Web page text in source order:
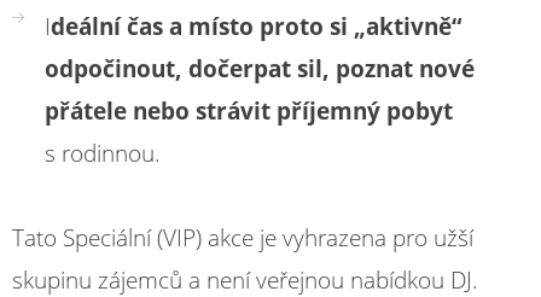
Ideální čas a místo proto si „aktivně“
odpočinout, dočerpat sil, poznat nové
přátele nebo strávit příjemný pobyt
s rodinnou.
Tato Speciální (VIP) akce je vyhrazena pro užší
skupinu zájemců a není veřejnou nabídkou DJ.